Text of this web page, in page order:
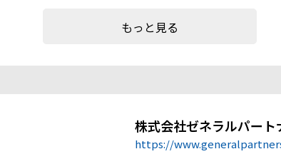
もっと見る
株式会社ゼネラルパート
https://